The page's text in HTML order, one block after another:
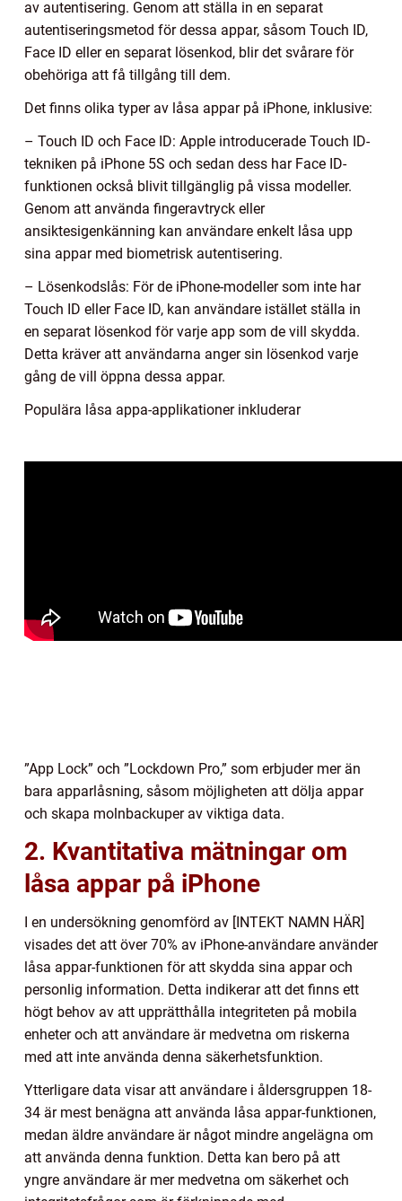
av autentisering. Genom att ställa in en separat
autentiseringsmetod för dessa appar, såsom Touch ID,
Face ID eller en separat lösenkod, blir det svårare för
obehöriga att få tillgång till dem.
Det finns olika typer av låsa appar på iPhone, inklusive:
– Touch ID och Face ID: Apple introducerade Touch ID-
tekniken på iPhone 5S och sedan dess har Face ID-
funktionen också blivit tillgänglig på vissa modeller.
Genom att använda fingeravtryck eller
ansiktesigenkänning kan användare enkelt låsa upp
sina appar med biometrisk autentisering.
– Lösenkodslås: För de iPhone-modeller som inte har
Touch ID eller Face ID, kan användare istället ställa in
en separat lösenkod för varje app som de vill skydda.
Detta kräver att användarna anger sin lösenkod varje
gång de vill öppna dessa appar.
Populära låsa appa-applikationer inkluderar
”App Lock” och ”Lockdown Pro,” som erbjuder mer än
bara apparlåsning, såsom möjligheten att dölja appar
och skapa molnbackuper av viktiga data.
2. Kvantitativa mätningar om
låsa appar på iPhone
I en undersökning genomförd av [INTEKT NAMN HÄR]
visades det att över 70% av iPhone-användare använder
låsa appar-funktionen för att skydda sina appar och
personlig information. Detta indikerar att det finns ett
högt behov av att upprätthålla integriteten på mobila
enheter och att användare är medvetna om riskerna
med att inte använda denna säkerhetsfunktion.
Ytterligare data visar att användare i åldersgruppen 18-
34 är mest benägna att använda låsa appar-funktionen,
medan äldre användare är något mindre angelägna om
att använda denna funktion. Detta kan bero på att
yngre användare är mer medvetna om säkerhet och